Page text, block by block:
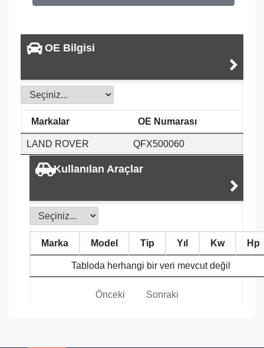
OE Bilgisi
Markalar OE Numarası
LAND ROVER QFX500060
Kullanılan Araçlar
Marka Model Tip Yıl Kw Hp
Tabloda herhangi bir veri mevcut değil
Önceki Sonraki